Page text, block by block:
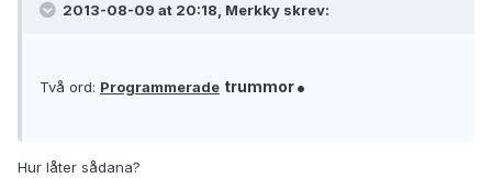
2013-08-09 at 20:18, Merkky skrev:
Två ord: Programmerade trummor.
Hur låter sådana?